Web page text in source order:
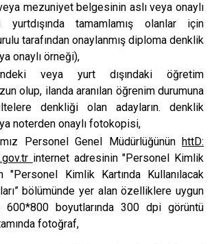
mezuniyet belgesinin aslı veya onaylı
tamamlamış olanlar için
tarafından onaylanmış diploma denklik
onaylı örneği),
veya yurt dışındaki öğretim
olup, ilanda aranılan öğrenim durumuna
denkliği olan adayların. denklik
noterden onaylı fotokopisi,
Personel Genel Müdürlüğünün httD:
internet adresinin "Personel Kimlik
"Personel Kimlik Kartında Kullanılacak
bölümünde yer alan özelliklere uygun
600*800 boyutlarında 300 dpi görüntü
fotoğraf,